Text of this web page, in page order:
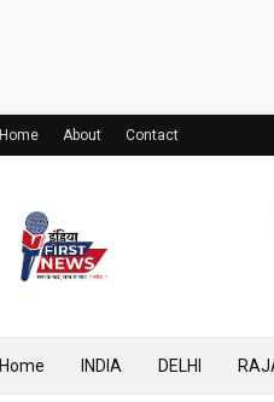
Home About Contact
Home INDIA DELHI